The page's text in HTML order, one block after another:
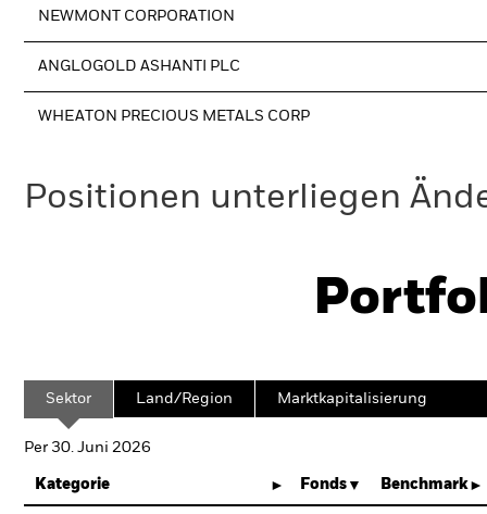
NEWMONT CORPORATION
ANGLOGOLD ASHANTI PLC
WHEATON PRECIOUS METALS CORP
Positionen unterliegen
Sektor Land/Region Marktkapitalisierung
Per 30. Juni 2026
Kategorie Fonds Benchmark